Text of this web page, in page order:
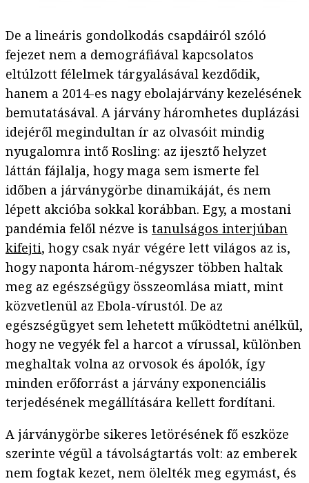
De a lineáris gondolkodás csapdáiról szóló
fejezet nem a demográfiával kapcsolatos
eltúlzott félelmek tárgyalásával kezdődik,
hanem a 2014-es nagy ebolajárvány kezelésének
bemutatásával. A járvány háromhetes duplázási
idejéről megindultan ír az olvasóit mindig
nyugalomra intő Rosling: az ijesztő helyzet
láttán fájlalja, hogy maga sem ismerte fel
időben a járványgörbe dinamikáját, és nem
lépett akcióba sokkal korábban. Egy, a mostani
pandémia felől nézve is tanulságos interjúban
kifejti, hogy csak nyár végére lett világos az is,
hogy naponta három-négyszer többen haltak
meg az egészségügy összeomlása miatt, mint
közvetlenül az Ebola-vírustól. De az
egészségügyet sem lehetett működtetni anélkül,
hogy ne vegyék fel a harcot a vírussal, különben
meghaltak volna az orvosok és ápolók, így
minden erőforrást a járvány exponenciális
terjedésének megállítására kellett fordítani.
A járványgörbe sikeres letörésének fő eszköze
szerinte végül a távolságtartás volt: az emberek
nem fogtak kezet, nem ölelték meg egymást, és